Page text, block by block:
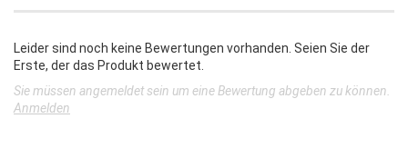
Leider sind noch keine Bewertungen vorhanden. Seien Sie der
Erste, der das Produkt bewertet.
Sie müssen angemeldet sein um eine Bewertung abgeben zu können.
Anmelden